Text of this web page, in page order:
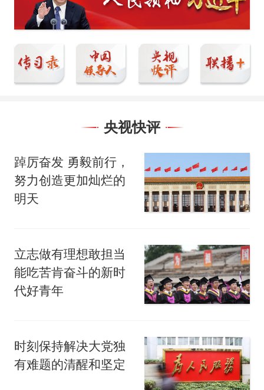
央视快评
踔厉奋发 勇毅前行，
努力创造更加灿烂的
明天
立志做有理想敢担当
能吃苦肯奋斗的新时
代好青年
时刻保持解决大党独
有难题的清醒和坚定